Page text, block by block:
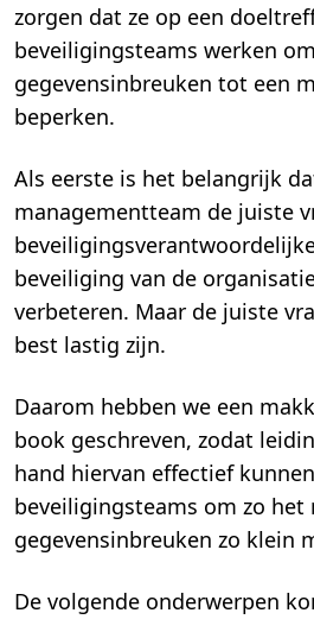
zorgen dat ze op een
beveiligingsteams werken
gegevensinbreuken tot een
beperken.
Als eerste is het belangrijk
managementteam de juiste
beveiliging van de
verbeteren. Maar de juiste
best lastig zijn.
Daarom hebben we een
book geschreven, zodat
hand hiervan effectief
beveiligingsteams om zo het
gegevensinbreuken zo klein
De volgende onderwerpen